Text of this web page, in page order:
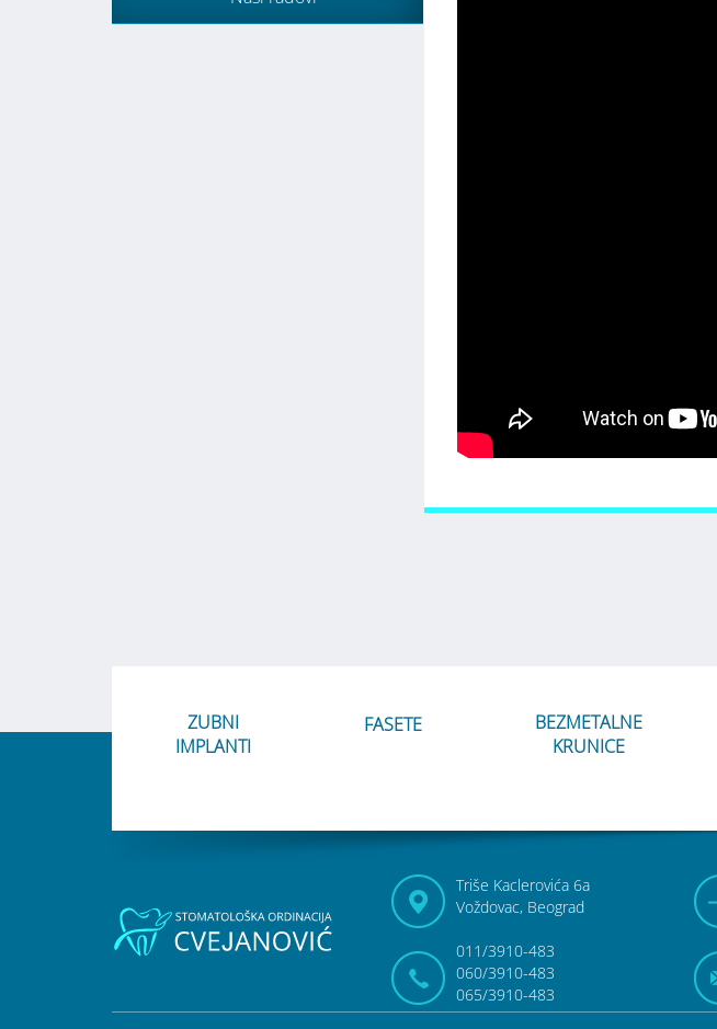
ZUBNI
IMPLANTI
FASETE
BEZMETALNE
KRUNICE
Triše Kaclerovića 6a
Voždovac, Beograd
011/3910-483
060/3910-483
065/3910-483